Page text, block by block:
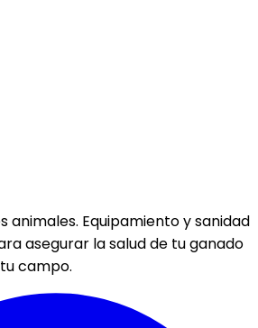
animales. Equipamiento y sanidad
asegurar la salud de tu ganado
campo.